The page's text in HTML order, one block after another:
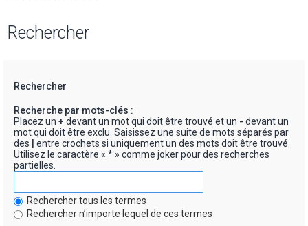
Rechercher
Rechercher
Recherche par mots-clés :
Placez un + devant un mot qui doit être trouvé et un - devant un
mot qui doit être exclu. Saisissez une suite de mots séparés par
des
entre crochets si uniquement un des mots doit être trouvé.
Utilisez le caractère « * » comme joker pour des recherches
partielles.
Rechercher tous les termes
Rechercher n’importe lequel de ces termes